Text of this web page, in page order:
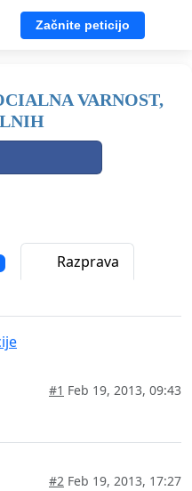
Začnite peticijo
VARNOST,
Razprava
#1 Feb 19, 2013, 09:43
#2 Feb 19, 2013, 17:27